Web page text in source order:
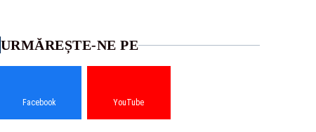
URMĂREȘTE-NE PE
Facebook YouTube